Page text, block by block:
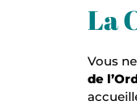
La
Vous
de